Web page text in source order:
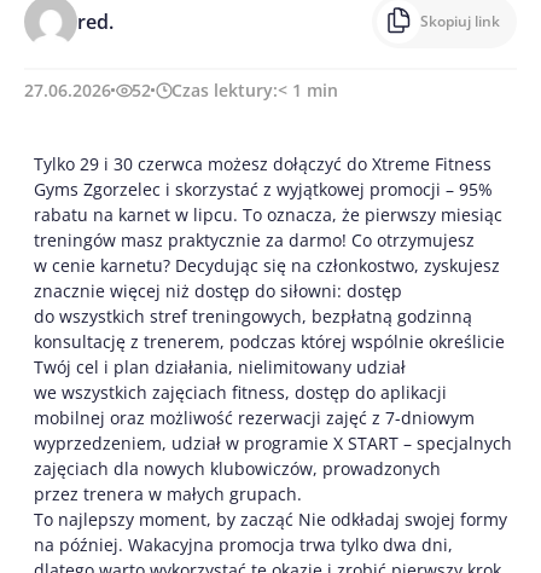
red. Skopiuj link
27.06.2026 52 Czas lektury:< 1 min
Tylko 29 i 30 czerwca możesz dołączyć do Xtreme Fitness
Gyms Zgorzelec i skorzystać z wyjątkowej promocji – 95%
rabatu na karnet w lipcu. To oznacza, że pierwszy miesiąc
treningów masz praktycznie za darmo! Co otrzymujesz
w cenie karnetu? Decydując się na członkostwo, zyskujesz
znacznie więcej niż dostęp do siłowni: dostęp
do wszystkich stref treningowych, bezpłatną godzinną
konsultację z trenerem, podczas której wspólnie określicie
Twój cel i plan działania, nielimitowany udział
we wszystkich zajęciach fitness, dostęp do aplikacji
mobilnej oraz możliwość rezerwacji zajęć z 7-dniowym
wyprzedzeniem, udział w programie X START – specjalnych
zajęciach dla nowych klubowiczów, prowadzonych
przez trenera w małych grupach.
To najlepszy moment, by zacząć Nie odkładaj swojej formy
na później. Wakacyjna promocja trwa tylko dwa dni,